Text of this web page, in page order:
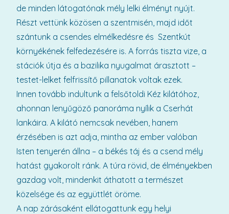
de minden látogatónak mély lelki élményt nyújt.
Részt vettünk közösen a szentmisén, majd időt
szántunk a csendes elmélkedésre és Szentkút
környékének felfedezésére is. A forrás tiszta vize, a
stációk útja és a bazilika nyugalmat árasztott –
testet-lelket felfrissítő pillanatok voltak ezek.
Innen tovább indultunk a felsőtoldi Kéz kilátóhoz,
ahonnan lenyűgöző panoráma nyílik a Cserhát
lankáira. A kilátó nemcsak nevében, hanem
érzésében is azt adja, mintha az ember valóban
Isten tenyerén állna – a békés táj és a csend mély
hatást gyakorolt ránk. A túra rövid, de élményekben
gazdag volt, mindenkit áthatott a természet
közelsége és az együttlét öröme.
A nap zárásaként ellátogattunk egy helyi